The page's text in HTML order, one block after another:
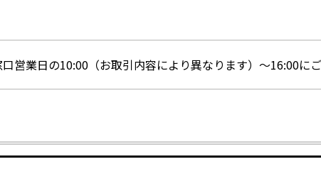
営業日の10:00（お取引内容により異なります）～16:00にご